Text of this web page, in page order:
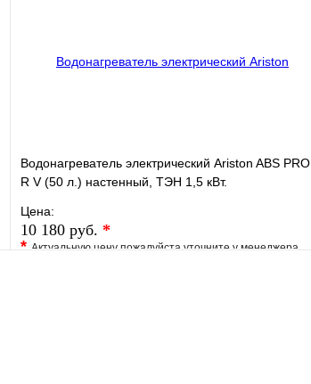
Водонагреватель электрический Ariston ABS PRO
R V (50 л.) настенный, ТЭН 1,5 кВт.
Цена:
10 180 руб. *
*Актуальную цену пожалуйста уточните у менеджера